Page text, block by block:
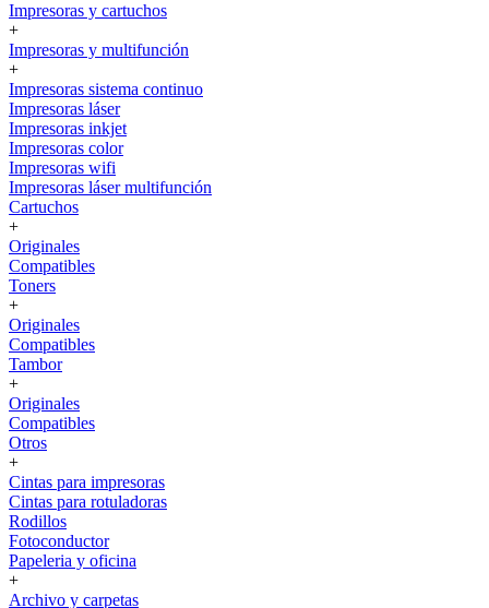
Impresoras y cartuchos
+
Impresoras y multifunción
+
Impresoras sistema continuo
Impresoras láser
Impresoras inkjet
Impresoras color
Impresoras wifi
Impresoras láser multifunción
Cartuchos
+
Originales
Compatibles
Toners
+
Originales
Compatibles
Tambor
+
Originales
Compatibles
Otros
+
Cintas para impresoras
Cintas para rotuladoras
Rodillos
Fotoconductor
Papeleria y oficina
+
Archivo y carpetas